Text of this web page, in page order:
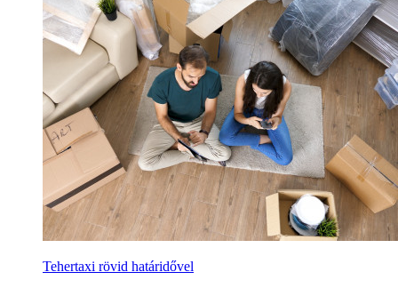
Tehertaxi rövid határidővel